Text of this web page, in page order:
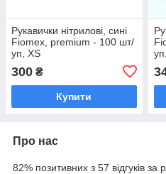
Рукавички нітрилові, сині
Fiomex, premium - 100 шт/
уп, XS
300 ₴
Купити
Про нас
82% позитивних з 57 відгуків за